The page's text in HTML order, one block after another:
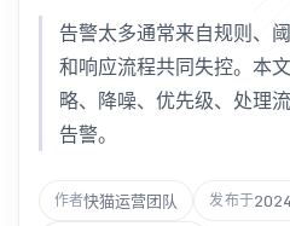
告警太多通常来自规则、
和响应流程共同失控。本
略、降噪、优先级、处理
告警。
作者快猫运营团队 发布于